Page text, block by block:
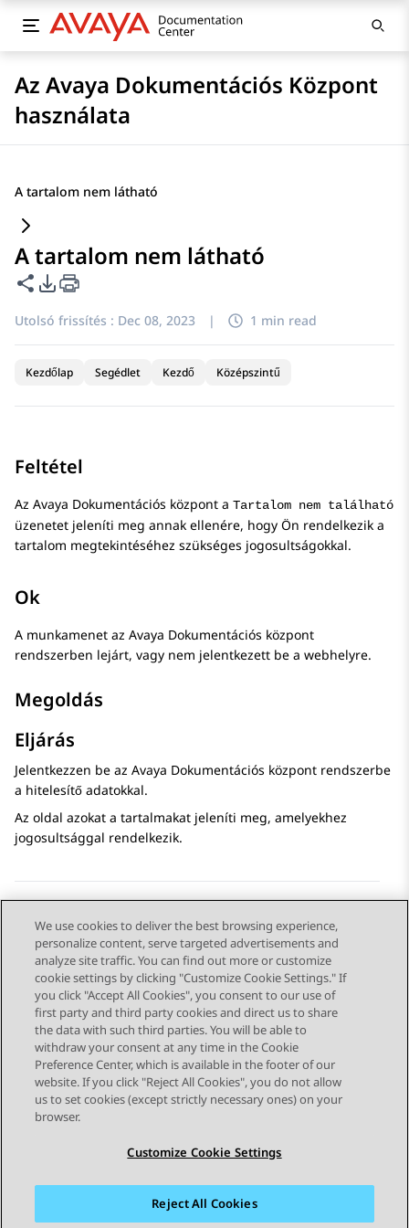
Az Avaya Dokumentációs Központ
használata
A tartalom nem látható
A tartalom nem látható
Lap megosztása
PDF exportálási beállítások
Utolsó frissítés : Dec 08, 2023 | 1 min read
Kezdőlap Segédlet Kezdő Középszintű
Feltétel
Az Avaya Dokumentációs központ a Tartalom nem található
üzenetet jeleníti meg annak ellenére, hogy Ön rendelkezik a
tartalom megtekintéséhez szükséges jogosultságokkal.
Ok
A munkamenet az Avaya Dokumentációs központ
rendszerben lejárt, vagy nem jelentkezett be a webhelyre.
Megoldás
Eljárás
Jelentkezzen be az Avaya Dokumentációs központ rendszerbe
a hitelesítő adatokkal.
Az oldal azokat a tartalmakat jeleníti meg, amelyekhez
jogosultsággal rendelkezik.
Send Feedback
Topic navigation
Előző témakör Következő témakör
STAY CONNECTED
Használati feltételek
We use cookies to deliver the best browsing experience,
personalize content, serve targeted advertisements and
analyze site traffic. You can find out more or customize
cookie settings by clicking "Customize Cookie Settings." If
you click "Accept All Cookies", you consent to our use of
first party and third party cookies and direct us to share
the data with such third parties. You will be able to
withdraw your consent at any time in the Cookie
Preference Center, which is available in the footer of our
website. If you click "Reject All Cookies", you do not allow
us to set cookies (except strictly necessary ones) on your
browser.
Customize Cookie Settings
Reject All Cookies